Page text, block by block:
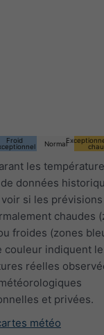
Froid
Normal
les
données
si les
chaudes
froides (zones
couleur indiquent
réelles
et privées.
météo